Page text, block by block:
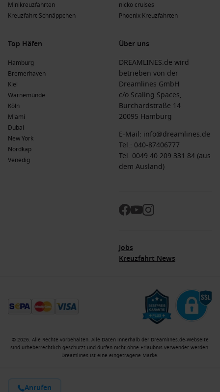
Anrufen
Minikreuzfahrten
Kreuzfahrt-Schnäppchen
nicko cruises
Phoenix Kreuzfahrten
Top Häfen
Hamburg
Bremerhaven
Kiel
Warnemünde
Köln
Miami
Dubai
New York
Nordkap
Venedig
Über uns
DREAMLINES.de wird
betrieben von der
Dreamlines GmbH
c/o Scaling Spaces,
Burchardstraße 14
20095 Hamburg
E-Mail: info@dreamlines.de
Tel.: 040-87406777
Tel: 0049 40 209 331 84 (aus
dem Ausland)
Jobs
Kreuzfahrt News
© 2026. Alle Rechte vorbehalten. Alle Daten innerhalb der Dreamlines.de-Webseite
sind urheberrechtlich geschützt und dürfen nicht ohne Erlaubnis verwendet werden.
Dreamlines ist eine eingetragene Marke.
Kreuzfahrtberater